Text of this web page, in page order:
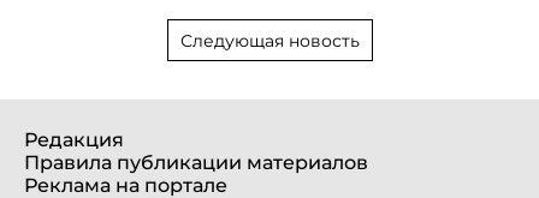
Следующая новость
Редакция
Правила публикации материалов
Реклама на портале